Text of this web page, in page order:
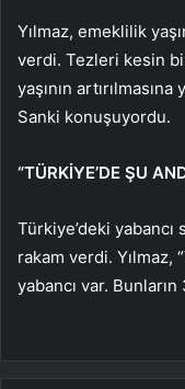
Yılmaz, emeklilik
verdi. Tezleri kesin
yaşının
Sanki konuşuyordu.
“TÜRKİYE’DE ŞU
Türkiye’deki yabancı
rakam verdi. Yılmaz,
yabancı var.